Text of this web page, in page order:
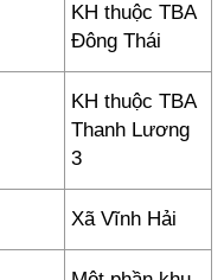
KH thuộc TBA
Đông Thái
KH thuộc TBA
Thanh Lương
3
Xã Vĩnh Hải